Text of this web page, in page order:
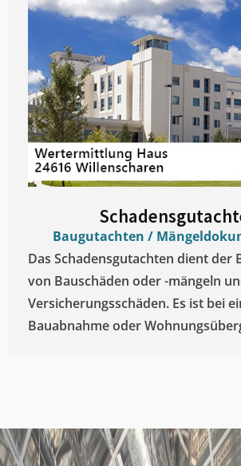
Baugutachten /
Das Schadensgutachten dient der
von Bauschäden oder -mängeln
Versicherungsschäden. Es ist bei
Bauabnahme oder